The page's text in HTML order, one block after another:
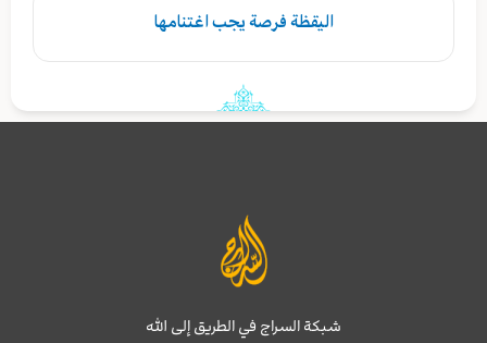
اليقظة فرصة يجب اغتنامها
شبكة السراج في الطريق إلى الله